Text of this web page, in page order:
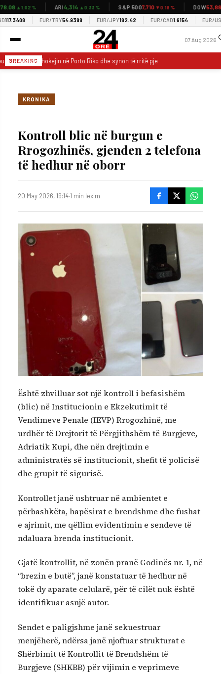
▲1.02 % ARI4,314▲0.33 % S&P 5007,710▼0.18 % DOW53,885
EUR/TRY54.9388 EUR/JPY182.42 EUR/CAD1.6154 EUR/USD
07 Aug 2026
BREAKING
i rrugës sjell hokejin në Porto Riko dhe synon të rritë pjesëmarrjen në ishull
KRONIKA
Kontroll blic në burgun e
Rrogozhinës, gjenden 2 telefona
të hedhur në oborr
20 May 2026, 19:14·1 min lexim
Është zhvilluar sot një kontroll i befasishëm
(blic) në Institucionin e Ekzekutimit të
Vendimeve Penale (IEVP) Rrogozhinë, me
urdhër të Drejtorit të Përgjithshëm të Burgjeve,
Adriatik Kupi, dhe nën drejtimin e
administratës së institucionit, shefit të policisë
dhe grupit të sigurisë.
Kontrollet janë ushtruar në ambientet e
përbashkëta, hapësirat e brendshme dhe fushat
e ajrimit, me qëllim evidentimin e sendeve të
ndaluara brenda institucionit.
Gjatë kontrollit, në zonën pranë Godinës nr. 1, në
“brezin e butë”, janë konstatuar të hedhur në
tokë dy aparate celularë, për të cilët nuk është
identifikuar asnjë autor.
Sendet e paligjshme janë sekuestruar
menjëherë, ndërsa janë njoftuar strukturat e
Shërbimit të Kontrollit të Brendshëm të
Burgjeve (SHKBB) për vijimin e veprimeve